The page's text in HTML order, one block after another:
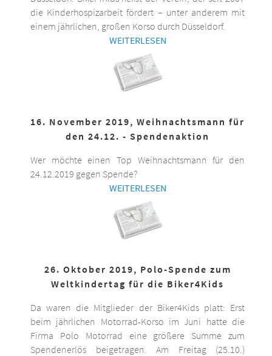
die Kinderhospizarbeit fördert – unter anderem mit
einem jährlichen, großen Korso durch Düsseldorf.
WEITERLESEN
16. November 2019, Weihnachtsmann für
den 24.12. - Spendenaktion
Wer möchte einen Top Weihnachtsmann für den
24.12.2019 gegen Spende?
WEITERLESEN
26. Oktober 2019, Polo-Spende zum
Weltkindertag für die Biker4Kids
Da waren die Mitglieder der Biker4Kids platt: Erst
beim jährlichen Motorrad-Korso im Juni hatte die
Firma Polo Motorrad eine größere Summe zum
Spendenerlös beigetragen. Am Freitag (25.10.)